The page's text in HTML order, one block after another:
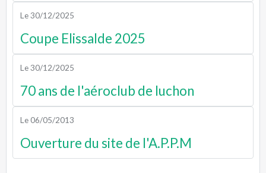
Le 30/12/2025
Coupe Elissalde 2025
Le 30/12/2025
70 ans de l'aéroclub de luchon
Le 06/05/2013
Ouverture du site de l'A.P.P.M